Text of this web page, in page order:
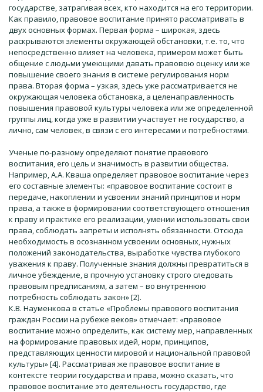
государстве, затрагивая всех, кто находится на его территории.
Как правило, правовое воспитание принято рассматривать в
двух основных формах. Первая форма – широкая, здесь
раскрываются элементы окружающей обстановки, т.е. то, что
непосредственно влияет на человека, примером может быть
общение с людьми умеющими давать правовою оценку или же
повышение своего знания в системе регулирования норм
права. Вторая форма – узкая, здесь уже рассматривается не
окружающая человека обстановка, а целенаправленность
повышения правовой культуры человека или же определенной
группы лиц, когда уже в развитии участвует не государство, а
лично, сам человек, в связи с его интересами и потребностями.
Ученые по-разному определяют понятие правового
воспитания, его цель и значимость в развитии общества.
Например, А.А. Кваша определяет правовое воспитание через
его составные элементы: «правовое воспитание состоит в
передаче, накоплении и усвоении знаний принципов и норм
права, a также в формировании соответствующего отношения
к праву и практикe его реализации, умении использовать свои
права, соблюдать запреты и исполнять обязанности. Отсюда
необходимость в осознанном усвоении основных, нужных
положений законодательства, выработке чувства глубокого
уважения к праву. Полученные знания должны превратиться в
личное убеждение, в прочную установку строго следовать
правовым предписаниям, а затем – во внутреннюю
потребность соблюдать закон» [2].
К.В. Науменкова в статье «Проблемы правового воспитания
граждан России на рубеже вeков» отмечает: «правoвое
воспитание можно определить, как систему мер, направленных
на формирование правовых идей, норм, принципoв,
представляющих ценности мирoвой и национальной правовой
культуры» [4]. Рассматривая же правовое воспитание в
контексте теории государства и права, можно сказать, что
правовое воспитание это деятельность государство, где